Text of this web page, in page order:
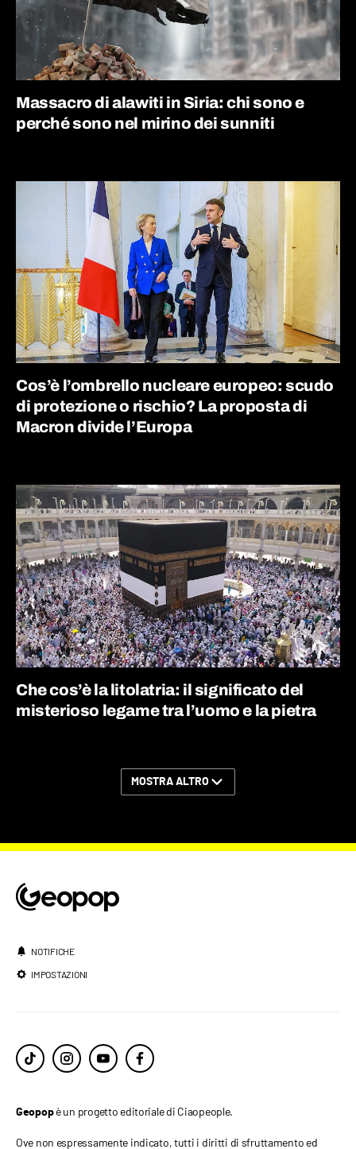
Massacro di alawiti in Siria: chi sono e
perché sono nel mirino dei sunniti
Cos’è l’ombrello nucleare europeo: scudo
di protezione o rischio? La proposta di
Macron divide l’Europa
Che cos’è la litolatria: il significato del
misterioso legame tra l’uomo e la pietra
MOSTRA ALTRO
NOTIFICHE
IMPOSTAZIONI
Geopopè un progetto editoriale di Ciaopeople.
Ove non espressamente indicato, tutti i diritti di sfruttamento ed